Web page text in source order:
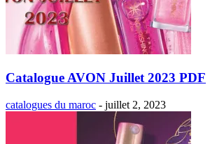
Catalogue AVON Juillet 2023 PDF
catalogues du maroc - juillet 2, 2023